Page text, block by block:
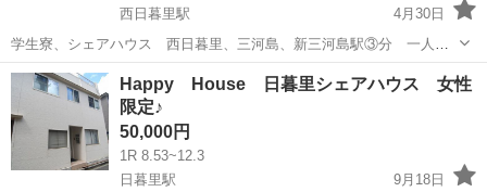
西日暮里駅
4月30日
学生寮、シェアハウス 西日暮里、三河島、新三河島駅③分 一人部
屋 45.000〜 光熱費など込み 日暮里9分、西日暮里8分、新三河島3
分、三河島4分駅 シェアハウスをお探しの方はお気軽にご連絡して下
さい。 ...
東京 荒川区 シェアハウス
Happy House 日暮里シェアハウス 女性
限定♪
50,000円
1R 8.53~12.3
日暮里駅
9月18日